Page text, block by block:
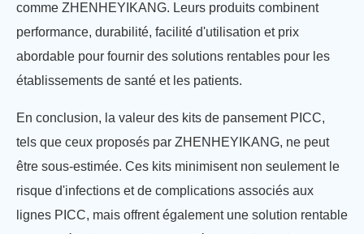
comme ZHENHEYIKANG. Leurs produits combinent
performance, durabilité, facilité d'utilisation et prix
abordable pour fournir des solutions rentables pour les
établissements de santé et les patients.
En conclusion, la valeur des kits de pansement PICC,
tels que ceux proposés par ZHENHEYIKANG, ne peut
être sous-estimée. Ces kits minimisent non seulement le
risque d'infections et de complications associés aux
lignes PICC, mais offrent également une solution rentable